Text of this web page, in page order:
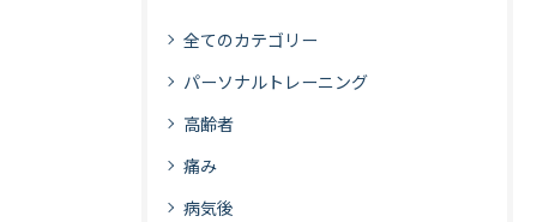
全てのカテゴリー
パーソナルトレーニング
高齢者
痛み
病気後